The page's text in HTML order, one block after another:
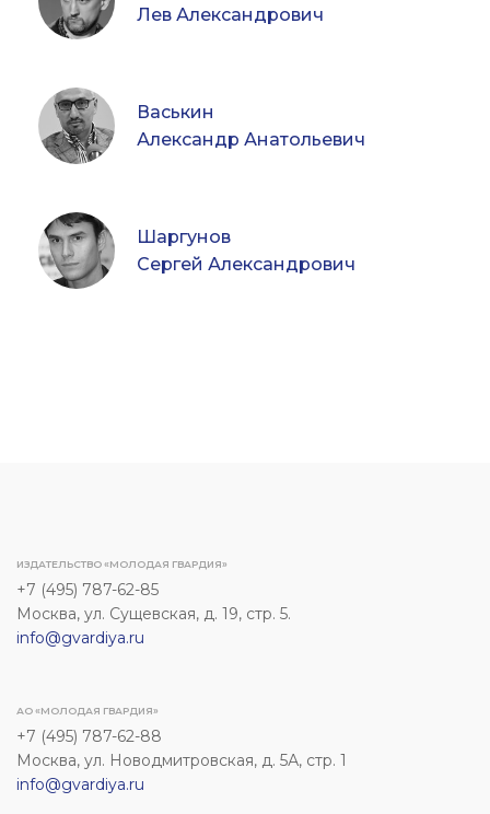
Лев Александрович
Васькин
Александр Анатольевич
Шаргунов
Сергей Александрович
ИЗДАТЕЛЬСТВО «МОЛОДАЯ ГВАРДИЯ»
+7 (495) 787-62-85
Москва, ул. Сущевская, д. 19, стр. 5.
info@gvardiya.ru
АО «МОЛОДАЯ ГВАРДИЯ»
+7 (495) 787-62-88
Москва, ул. Новодмитровская, д. 5А, стр. 1
info@gvardiya.ru